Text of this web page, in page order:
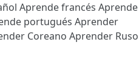
Aprende francés Aprende
portugués Aprender
Coreano Aprender Ruso